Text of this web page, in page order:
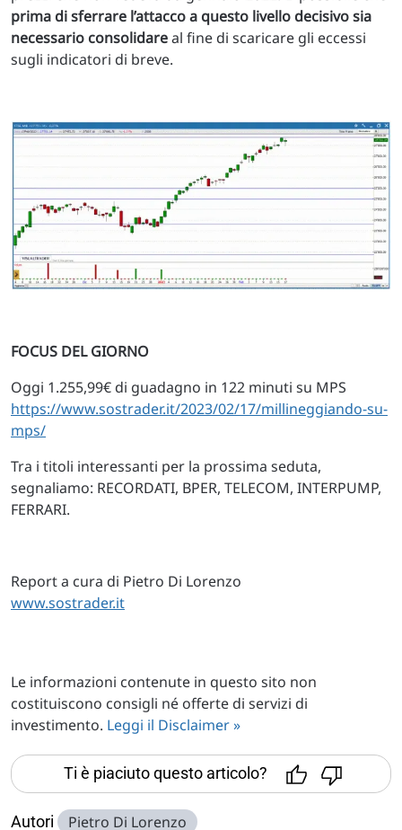
prima di sferrare l’attacco a questo livello decisivo sia
necessario consolidareal fine di scaricare gli eccessi
sugli indicatori di breve.
FOCUS DEL GIORNO
Oggi 1.255,99€ di guadagno in 122 minuti su MPS
https://www.sostrader.it/2023/02/17/millineggiando-su-
mps/
Tra i titoli interessanti per la prossima seduta,
segnaliamo: RECORDATI, BPER, TELECOM, INTERPUMP,
FERRARI.
Report a cura di Pietro Di Lorenzo
www.sostrader.it
Le informazioni contenute in questo sito non
costituiscono consigli né offerte di servizi di
investimento. Leggi il Disclaimer »
Ti è piaciuto questo articolo?
Autori Pietro Di Lorenzo